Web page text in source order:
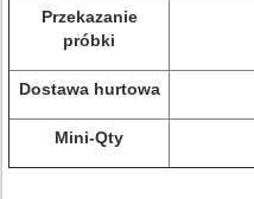
Przekazanie
próbki
Dostawa hurtowa
Mini-Qty